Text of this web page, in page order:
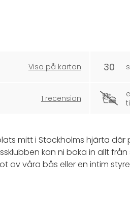
Visa på kartan
1 recension
30
mitt i Stockholms hjärta
kan ni boka in allt
av våra bås eller en intim
givande samtal med